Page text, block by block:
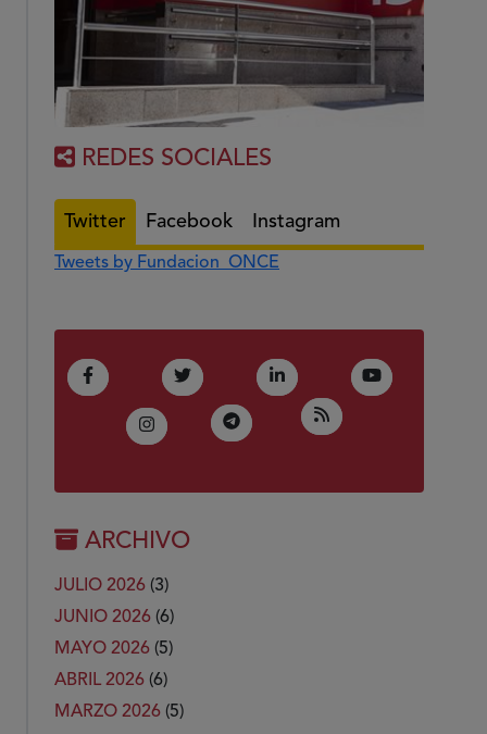
REDES SOCIALES
Twitter Facebook Instagram
Tweets by Fundacion_ONCE
Facebook
(Abre en nueva ventana)
Twitter
(Abre en nueva ventana)
LinkedIn
(Abre en nueva ventana)
Youtube
(Abre en
Instagram
(Abre en nueva ventana)
Telegram
(Abre en nueva ventana)
RSS
(Abre en nueva
ARCHIVO
JULIO 2026 (3)
JUNIO 2026 (6)
MAYO 2026 (5)
ABRIL 2026 (6)
MARZO 2026 (5)